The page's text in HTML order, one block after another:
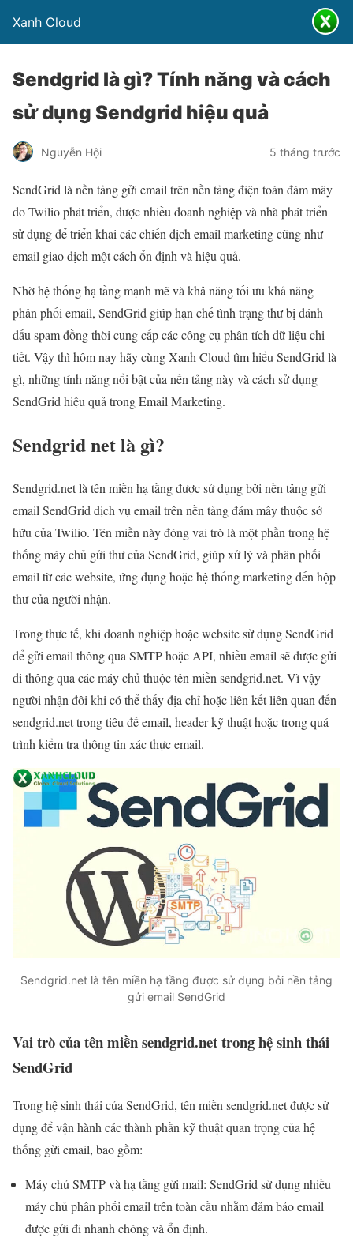
Xanh Cloud
Sendgrid là gì? Tính năng và cách
sử dụng Sendgrid hiệu quả
Nguyễn Hội 5 tháng trước
SendGrid là nền tảng gửi email trên nền tảng điện toán đám mây
do Twilio phát triển, được nhiều doanh nghiệp và nhà phát triển
sử dụng để triển khai các chiến dịch email marketing cũng như
email giao dịch một cách ổn định và hiệu quả.
Nhờ hệ thống hạ tầng mạnh mẽ và khả năng tối ưu khả năng
phân phối email, SendGrid giúp hạn chế tình trạng thư bị đánh
dấu spam đồng thời cung cấp các công cụ phân tích dữ liệu chi
tiết. Vậy thì hôm nay hãy cùng Xanh Cloud tìm hiểu SendGrid là
gì, những tính năng nổi bật của nền tảng này và cách sử dụng
SendGrid hiệu quả trong Email Marketing.
Sendgrid net là gì?
Sendgrid.net là tên miền hạ tầng được sử dụng bởi nền tảng gửi
email SendGrid dịch vụ email trên nền tảng đám mây thuộc sở
hữu của Twilio. Tên miền này đóng vai trò là một phần trong hệ
thống máy chủ gửi thư của SendGrid, giúp xử lý và phân phối
email từ các website, ứng dụng hoặc hệ thống marketing đến hộp
thư của người nhận.
Trong thực tế, khi doanh nghiệp hoặc website sử dụng SendGrid
để gửi email thông qua SMTP hoặc API, nhiều email sẽ được gửi
đi thông qua các máy chủ thuộc tên miền sendgrid.net. Vì vậy
người nhận đôi khi có thể thấy địa chỉ hoặc liên kết liên quan đến
sendgrid.net trong tiêu đề email, header kỹ thuật hoặc trong quá
trình kiểm tra thông tin xác thực email.
Sendgrid.net là tên miền hạ tầng được sử dụng bởi nền tảng
gửi email SendGrid
Vai trò của tên miền sendgrid.net trong hệ sinh thái
SendGrid
Trong hệ sinh thái của SendGrid, tên miền sendgrid.net được sử
dụng để vận hành các thành phần kỹ thuật quan trọng của hệ
thống gửi email, bao gồm:
Máy chủ SMTP và hạ tầng gửi mail: SendGrid sử dụng nhiều
máy chủ phân phối email trên toàn cầu nhằm đảm bảo email
được gửi đi nhanh chóng và ổn định.